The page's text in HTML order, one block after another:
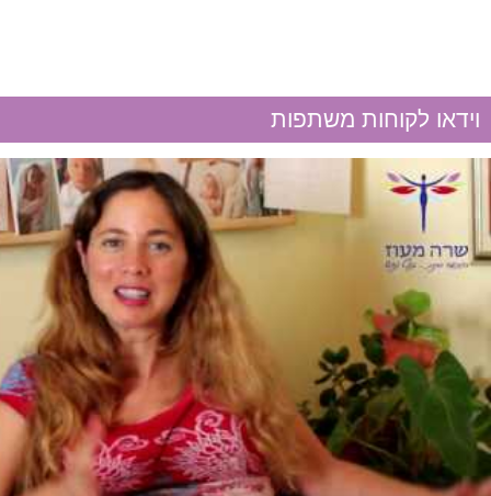
וריקוצלה
חוסר איזון הורמונלי
פוריות הגבר
רירית רחם דקה
שחלות פוליציסטיות
שרירנים ברחם
מחלות עור
וידאו לקוחות משתפות